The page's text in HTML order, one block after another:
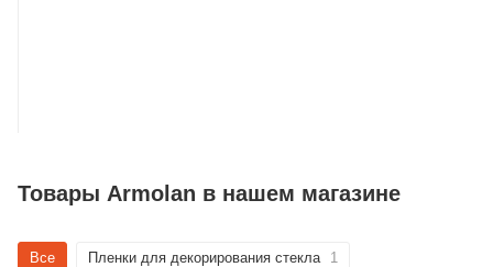
Товары Armolan в нашем магазине
Все Пленки для декорирования стекла 1